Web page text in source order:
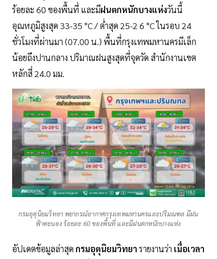
ร้อยละ 60 ของพื้นที่ และมีฝนตกหนักบางแห่งวันนี้
อุณหภูมิสูงสุด 33-35 °C / ต่ำสุด 25-2 6 °C ในรอบ 24
ชั่วโมงที่ผ่านมา (07.00 น.) พื้นที่กรุงเทพมหานครมีเล็ก
น้อยถึงปานกลาง ปริมาณฝนสูงสุดที่จุดวัด สำนักงานเขต
หลักสี่ 24.0 มม.
กรมอุตุนิยมวิทยา พยากรณ์อากาศกรุงเทพมหานครและปริมณฑล มีฝน
ฟ้าคะนอง ร้อยละ 60 ของพื้นที่ และมีฝนตกหนักบางแห่ง
อัปเดตข้อมูลล่าสุด กรมอุตุนิยมวิทยา รายงานว่า เมื่อเวลา